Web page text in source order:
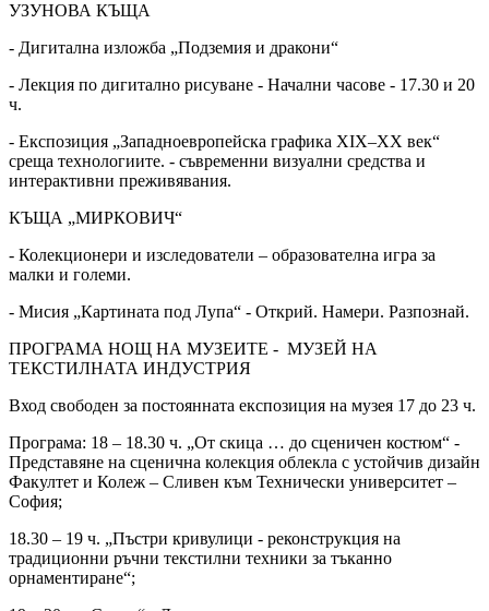
УЗУНОВА КЪЩА
- Дигитална изложба „Подземия и дракони“
- Лекция по дигитално рисуване - Начални часове - 17.30 и 20
ч.
- Експозиция „Западноевропейска графика XIX–XX век“
среща технологиите. - съвременни визуални средства и
интерактивни преживявания.
КЪЩА „МИРКОВИЧ“
- Колекционери и изследователи – образователна игра за
малки и големи.
- Мисия „Картината под Лупа“ - Открий. Намери. Разпознай.
ПРОГРАМА НОЩ НА МУЗЕИТЕ - МУЗЕЙ НА
ТЕКСТИЛНАТА ИНДУСТРИЯ
Вход свободен за постоянната експозиция на музея 17 до 23 ч.
Програма: 18 – 18.30 ч. „От скица … до сценичен костюм“ -
Представяне на сценична колекция облекла с устойчив дизайн
Факултет и Колеж – Сливен към Технически университет –
София;
18.30 – 19 ч. „Пъстри кривулици - реконструкция на
традиционни ръчни текстилни техники за тъканно
орнаментиране“;